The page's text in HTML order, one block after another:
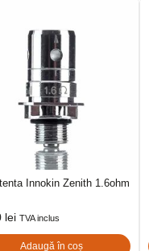
Innokin Zenith 1.6ohm
lei TVA inclus
Adaugă în coș